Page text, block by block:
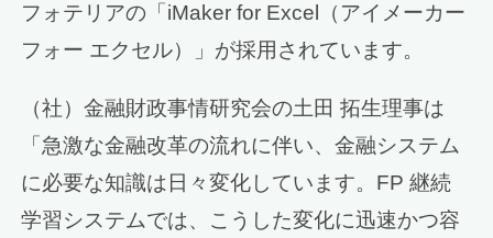
フォテリアの「iMaker for Excel（アイメーカー
フォー エクセル）」が採用されています。
（社）金融財政事情研究会の土田 拓生理事は
「急激な金融改革の流れに伴い、金融システム
に必要な知識は日々変化しています。FP 継続
学習システムでは、こうした変化に迅速かつ容